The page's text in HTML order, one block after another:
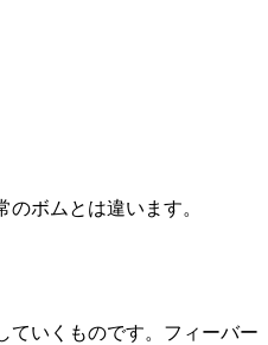
ボムとは違います。
ていくものです。フィーバー